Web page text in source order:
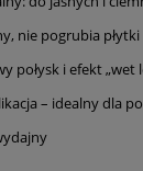
nie pogrubia płytki
połysk i efekt „wet
– idealny dla